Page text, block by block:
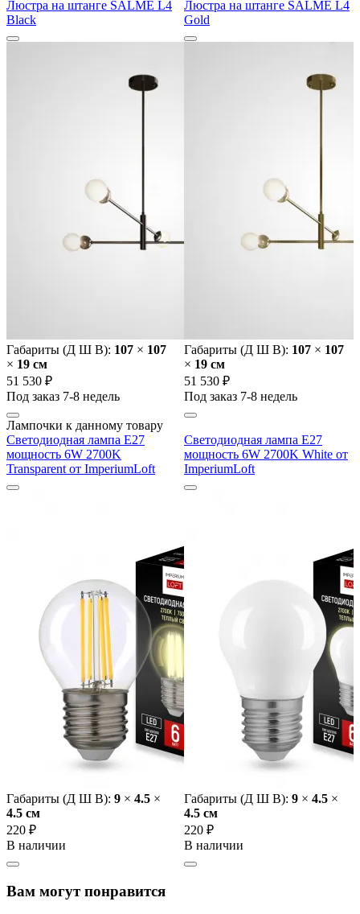
Люстра на штанге SALME L4
Black
Габариты (Д Ш В): 107 × 107
× 19 cм
51 530 ₽
Под заказ 7-8 недель
Люстра на штанге SALME L4
Gold
Габариты (Д Ш В): 107 × 107
× 19 cм
51 530 ₽
Под заказ 7-8 недель
Лампочки к данному товару
Светодиодная лампа E27
мощность 6W 2700K
Transparent от ImperiumLoft
Габариты (Д Ш В): 9 × 4.5 ×
4.5 cм
220 ₽
В наличии
Светодиодная лампа E27
мощность 6W 2700K White от
ImperiumLoft
Габариты (Д Ш В): 9 × 4.5 ×
4.5 cм
220 ₽
В наличии
Вам могут понравится